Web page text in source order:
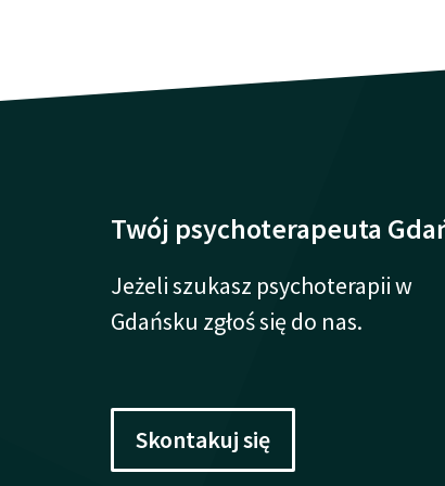
Twój psychoterapeuta
Jeżeli szukasz psychoterapii w
Gdańsku zgłoś się do nas.
Skontakuj się